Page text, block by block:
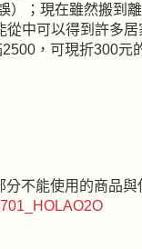
）；現在雖然搬到
中可以得到許多
，可現折300元
不能使用的商品